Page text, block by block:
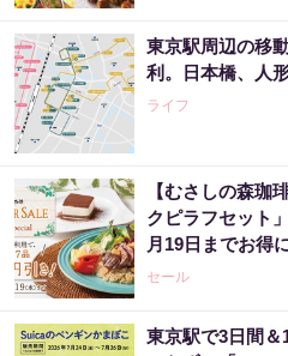
東京駅周辺の移
利。日本橋、人
ライフ
【むさしの森珈
クピラフセット
月19日までお得に
セール
東京駅で3日間＆